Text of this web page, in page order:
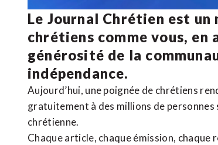
Le Journal Chrétien est
chrétiens comme vous, en
générosité de la
indépendance.
Aujourd’hui, une poignée de chrétiens
gratuitement à des millions de personnes
chrétienne.
Chaque article, chaque émission,